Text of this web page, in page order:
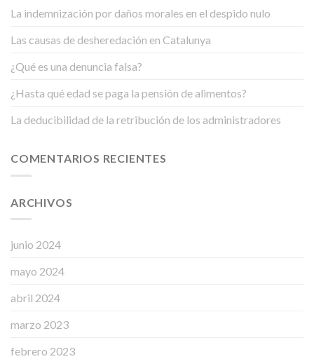
La indemnización por daños morales en el despido nulo
Las causas de desheredación en Catalunya
¿Qué es una denuncia falsa?
¿Hasta qué edad se paga la pensión de alimentos?
La deducibilidad de la retribución de los administradores
COMENTARIOS RECIENTES
ARCHIVOS
junio 2024
mayo 2024
abril 2024
marzo 2023
febrero 2023